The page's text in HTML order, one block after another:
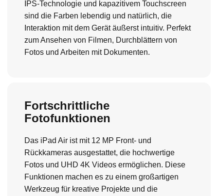
IPS-Technologie und kapazitivem Touchscreen
sind die Farben lebendig und natürlich, die
Interaktion mit dem Gerät äußerst intuitiv. Perfekt
zum Ansehen von Filmen, Durchblättern von
Fotos und Arbeiten mit Dokumenten.
Fortschrittliche
Fotofunktionen
Das iPad Air ist mit 12 MP Front- und
Rückkameras ausgestattet, die hochwertige
Fotos und UHD 4K Videos ermöglichen. Diese
Funktionen machen es zu einem großartigen
Werkzeug für kreative Projekte und die